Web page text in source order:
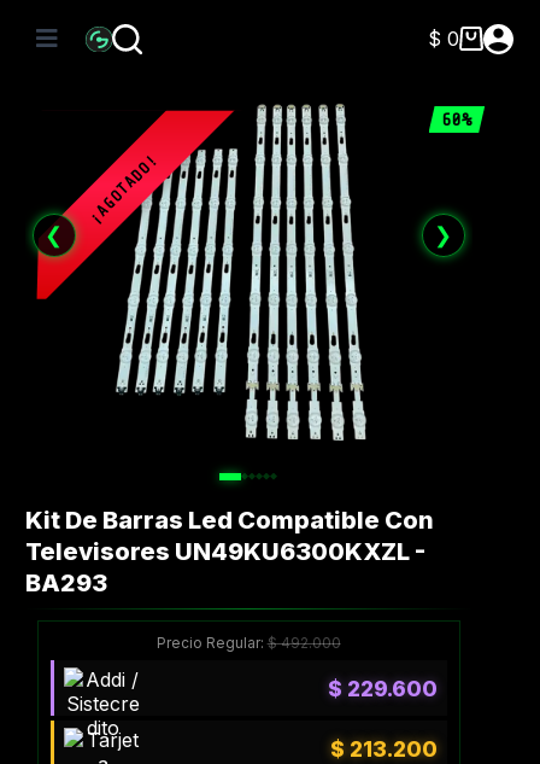
Carro
$ 0
60%
❮ ❯
Kit De Barras Led Compatible Con
Televisores UN49KU6300KXZL -
BA293
Precio Regular:$492.000
$ 229.600
$ 213.200